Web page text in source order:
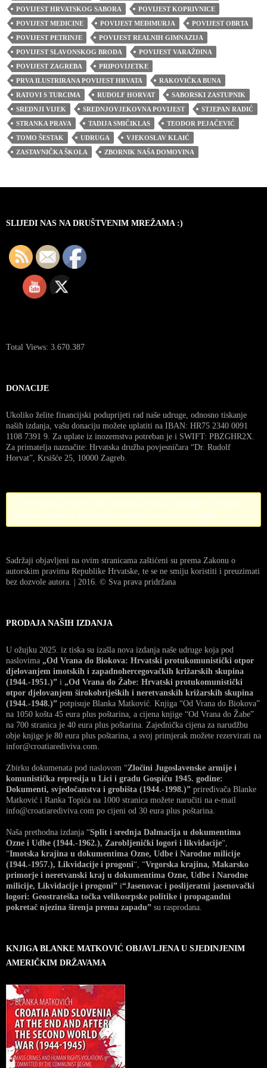
POVIJEST HRVATSKOG SABORA
POVIJEST KOPRIVNICE
POVIJEST MEDICINE
POVIJEST MEĐIMURJA
POVIJEST OBRTA
POVIJEST PETRINJE
POVIJEST REALNIH GIMNAZIJA
POVIJEST SLAVONSKOG BRODA
POVIJEST VARAŽDINA
POVIJEST ZAGREBA
PRIPOVIJETKE
PRVA ILUSTRIRANA POVIJEST HRVATA
RAKOVIČKA BUNA
RATOVI S TURCIMA
RUDOLF HORVAT
SABORSKI ZASTUPNIK
SREDNJI VIJEK
SREDNJOVJEKOVNA POVIJEST
STJEPAN RADIĆ
STRANKA PRAVA
TADIJA SMIČIKLAS
TEODOR PEJAČEVIĆ
TOMO ŠESTAK
UDRUGA
VJEKOSLAV KLAIĆ
ZASTAVNIČKA ŠKOLA
ZBORNIK NAŠA DOMOVINA
SLIJEDI NAS NA DRUŠTVENIM MREŽAMA :)
Total Views: 3.670.387
DONACIJE
Ukoliko želite financijski poduprijeti rad naše udruge, odnosno tiskanje
naših izdanja, vašu donaciju možete uplatiti na IBAN: HR75 2340 0091
1108 7391 9. Za uplate iz inozemstva potreban je i SWIFT: PBZGHR2X.
Za primatelja naznačite: Hrvatska družba povjesničara “Dr. Rudolf
Horvat”, Krsišće 25, 10000 Zagreb.
Sadržaji objavljeni na ovim stranicama zaštićeni su prema Zakonu o
autorskim pravima Republike Hrvatske, te se ne smiju koristiti i preuzimati
bez dozvole autora. | 2016. © Sva prava pridržana
PRODAJA NAŠIH IZDANJA
U ožujku 2025. iz tiska su izašla nova izdanja naše udruge koja pod
naslovima „Od Vrana do Biokova: Hrvatski protukomunistički otpor
djelovanjem imotskih i zapadnohercegovačkih križarskih skupina
(1944.-1951.)” i „Od Vrana do Žabe: Hrvatski protukomunistički
otpor djelovanjem širokobrijeških i neretvanskih križarskih skupina
(1944.-1948.)” potpisuje Blanka Matković. Knjiga “Od Vrana do Biokova”
na 1050 košta 45 eura plus poštarina, a cijena knjige “Od Vrana do Žabe”
na 700 stranica je 40 eura plus poštarina. Zajednička cijena za narudžbu
obje knjige je 80 eura plus poštarina, a svoj primjerak možete rezervirati na
infor@croatiarediviva.com.
Zbirku dokumenata pod naslovom “Zločini Jugoslavenske armije i
komunistička represija u Lici i gradu Gospiću 1945. godine:
Dokumenti, svjedočanstva i grobišta (1944.-1998.)” priređivača Blanke
Matković i Ranka Topića na 1000 stranica možete naručiti na e-mail
info@croatiarediviva.com po cijeni od 30 eura plus poštarina.
Naša prethodna izdanja “Split i srednja Dalmacija u dokumentima
Ozne i Udbe (1944.-1962.), Zarobljenički logori i likvidacije“,
“Imotska krajina u dokumentima Ozne, Udbe i Narodne milicije
(1944.-1957.), Likvidacije i progoni“, “Vrgorska krajina, Makarsko
primorje i neretvanski kraj u dokumentima Ozne, Udbe i Narodne
milicije, Likvidacije i progoni” i“Jasenovac i poslijeratni jasenovački
logori: Geostrateška točka velikosrpske politike i propagandni
pokretač njezina širenja prema zapadu” su rasprodana.
KNJIGA BLANKE MATKOVIĆ OBJAVLJENA U SJEDINJENIM
AMERIČKIM DRŽAVAMA